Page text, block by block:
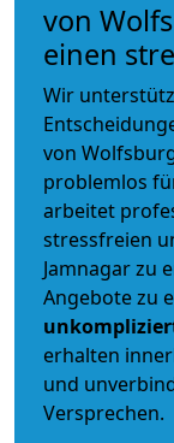
von
einen
Wir
von
problemlos
arbeitet
stressfreien
Jamnagar zu
Angebote zu
erhalten
und
Versprechen.